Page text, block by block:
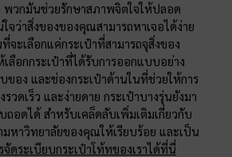
วกมันช่วยรักษาสภาพจิตใจให้ปลอด
จว่าสิ่งของของคุณสามารถหาเจอได้ง่าย
ะเลือกแค่กระเป๋าที่สามารถจุสิ่งของ
ลือกกระเป๋าที่ได้รับการออกแบบอย่าง
อง และช่องกระเป๋าด้านในที่ช่วยให้การ
วดเร็ว และง่ายดาย กระเป๋าบางรุ่นยังมา
ถอดได้ สำหรับเคล็ดลับเพิ่มเติมเกี่ยวกับ
มหาวิทยาลัยของคุณให้เรียบร้อย และเป็น
จัดระเบียบกระเป๋าโท้ทของเราได้ที่นี่